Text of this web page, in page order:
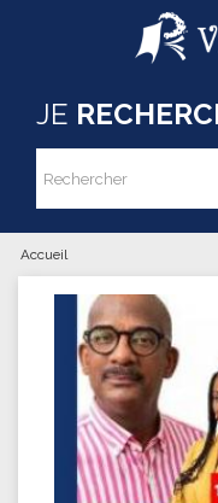
Aller au contenu principal
JE
Rechercher
Vous êtes
Accueil